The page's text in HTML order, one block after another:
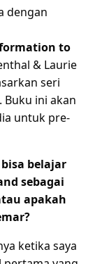
dengan
to
& Laurie
seri
ini akan
untuk pre-
belajar
sebagai
apakah
ketika saya